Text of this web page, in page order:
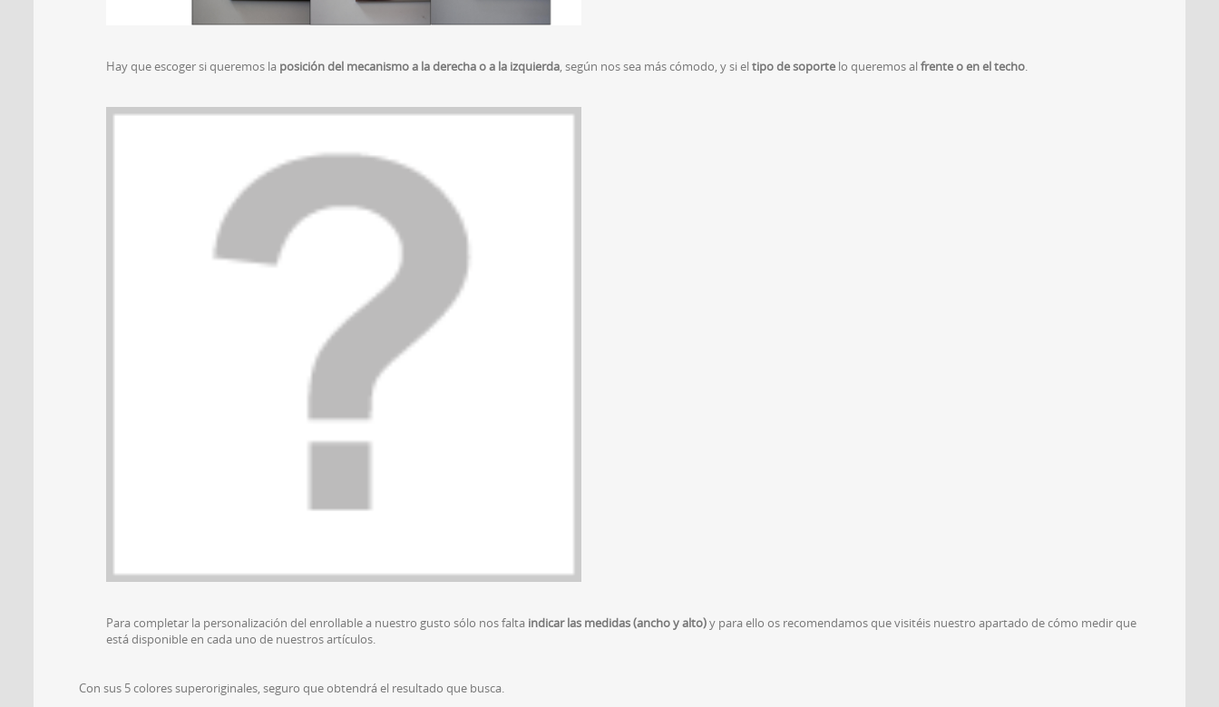
Hay que escoger si queremos la posición del mecanismo a la derecha o a la izquierda, según nos sea más cómodo, y si el tipo de soporte lo queremos al frente o en el techo.
Para completar la personalización del enrollable a nuestro gusto sólo nos falta indicar las medidas (ancho y alto)y para ello os recomendamos que visitéis nuestro apartado de cómo medir que
está disponible en cada uno de nuestros artículos.
Con sus 5 colores superoriginales, seguro que obtendrá el resultado que busca.